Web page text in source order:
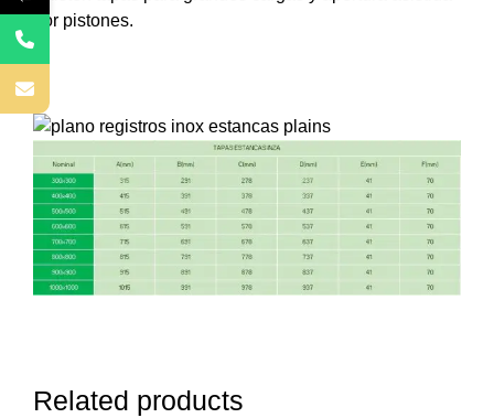
por pistones.
Related products